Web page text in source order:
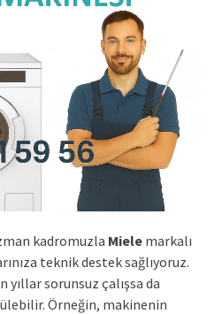
kadromuzla Mielemarkalı
teknik destek sağlıyoruz.
sorunsuz çalışsa da
Örneğin, makinenin